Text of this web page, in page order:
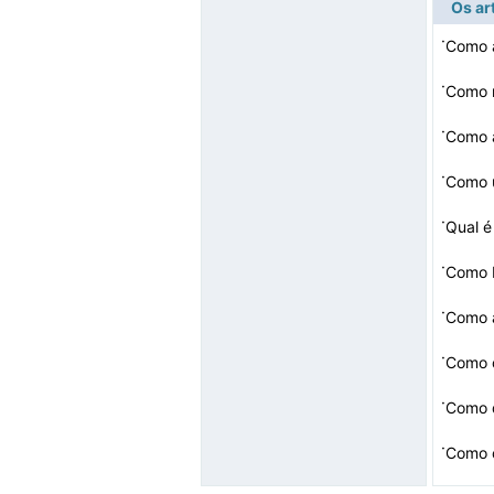
Os
·Como
·
·
·Como
·
·Como
·
·Como
·Como
·Como